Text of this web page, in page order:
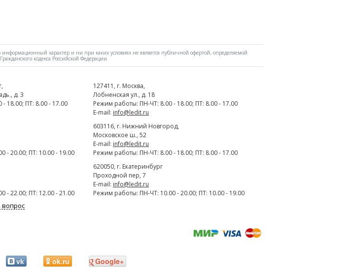
характер и ни при каких условиях не является публичной офертой, определяемой
кодекса Российской Федерации.
,
д. 3
18.00; ПТ: 8.00 - 17.00
127411 , г. Москва,
Лобненская ул., д. 18
Режим работы: ПН-ЧТ: 8.00 - 18.00; ПТ: 8.00 - 17.00
E-mail: info@ledit.ru
- 20.00; ПТ: 10.00 - 19.00
603116, г. Нижний Новгород,
Московское ш., 52
E-mail: info@ledit.ru
Режим работы: ПН-ЧТ: 8.00 - 18.00; ПТ: 8.00 - 17.00
- 22.00; ПТ: 12.00 - 21.00
620050, г. Екатеринбург
Проходной пер, 7
E-mail: info@ledit.ru
Режим работы: ПН-ЧТ: 10.00 - 20.00; ПТ: 10.00 - 19.00
вопрос
vk ok.ru Google+